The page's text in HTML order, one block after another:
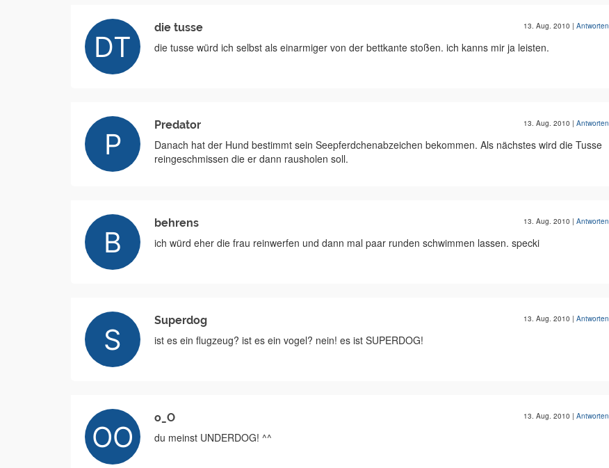
die tusse 13. Aug. 2010 | Antworten
die tusse würd ich selbst als einarmiger von der bettkante stoßen. ich kanns mir ja leisten.
Predator 13. Aug. 2010 | Antworten
Danach hat der Hund bestimmt sein Seepferdchenabzeichen bekommen. Als nächstes wird die Tusse
reingeschmissen die er dann rausholen soll.
behrens 13. Aug. 2010 | Antworten
ich würd eher die frau reinwerfen und dann mal paar runden schwimmen lassen. specki
Superdog 13. Aug. 2010 | Antworten
ist es ein flugzeug? ist es ein vogel? nein! es ist SUPERDOG!
o_O 13. Aug. 2010 | Antworten
du meinst UNDERDOG! ^^